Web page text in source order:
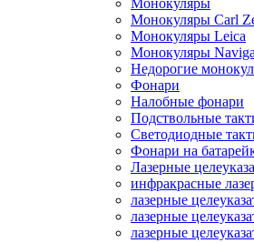
Монокуляры
Монокуляры Carl
Монокуляры Leica
Монокуляры
Недорогие
Фонари
Налобные фонари
Подствольные
Светодиодные
Фонари на
Лазерные
инфракрасные
лазерные
лазерные
лазерные